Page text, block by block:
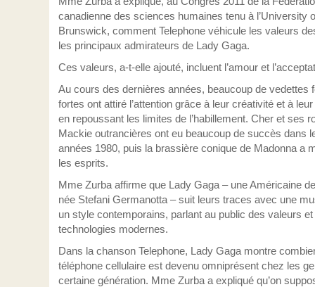
canadienne des sciences humaines tenu à l’University
Brunswick, comment Telephone véhicule les valeurs
les principaux admirateurs de Lady Gaga.
Ces valeurs, a-t-elle ajouté, incluent l’amour et
Au cours des dernières années, beaucoup de vedettes
fortes ont attiré l’attention grâce à leur créativité et à
en repoussant les limites de l’habillement. Cher et ses
Mackie outrancières ont eu beaucoup de succès dans
années 1980, puis la brassière conique de Madonna a
les esprits.
Mme Zurba affirme que Lady Gaga – une Américaine
née Stefani Germanotta – suit leurs traces avec une
un style contemporains, parlant au public des valeurs
technologies modernes.
Dans la chanson Telephone, Lady Gaga montre
téléphone cellulaire est devenu omniprésent chez les
certaine génération. Mme Zurba a expliqué qu’on